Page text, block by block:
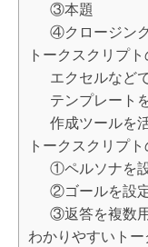
③本題
④クロージン
トークスクリプ
エクセルなど
テンプレート
作成ツールを
トークスクリプ
①ペルソナを
②ゴールを設
③返答を複数
わかりやすいト